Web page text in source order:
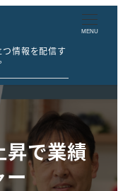
情報を配信す
MENU
昇で業績